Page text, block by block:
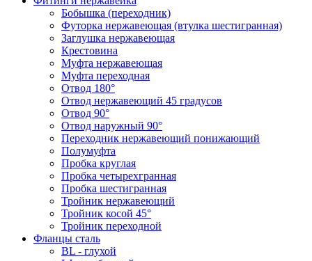
Бобышка (переходник)
Футорка нержавеющая (втулка шестигранная)
Заглушка нержавеющая
Крестовина
Муфта нержавеющая
Муфта переходная
Отвод 180°
Отвод нержавеющий 45 градусов
Отвод 90°
Отвод наружный 90°
Переходник нержавеющий понижающий
Полумуфта
Пробка круглая
Пробка четырехгранная
Пробка шестигранная
Тройник нержавеющий
Тройник косой 45°
Тройник переходной
Фланцы сталь
BL - глухой